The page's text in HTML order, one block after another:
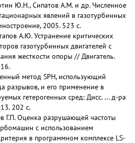
Ю.Н., Сипатов А.М. и др. Численное
явлений в газотурбинных
2005. 523 с.
А.Ю. Устранение критических
газотурбинных двигателей с
жесткости опоры // Двигатель.
метод SPH, использующий
разрывов, и его применение в
гетерогенных сред: Дисс. ... д-ра
202 с.
Г.П. Оценка разрушающей частоты
с использованием
в программном комплексе LS-